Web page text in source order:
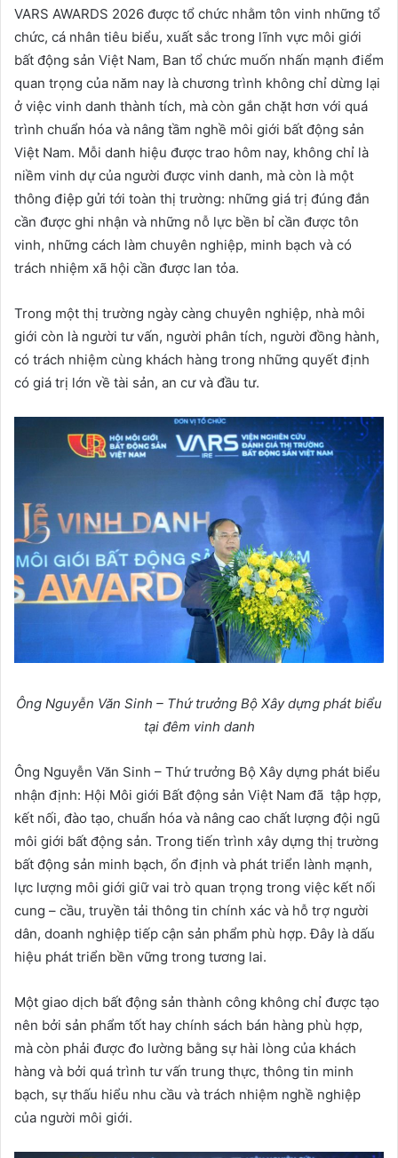
VARS AWARDS 2026 được tổ chức nhằm tôn vinh những tổ
chức, cá nhân tiêu biểu, xuất sắc trong lĩnh vực môi giới
bất động sản Việt Nam, Ban tổ chức muốn nhấn mạnh điểm
quan trọng của năm nay là chương trình không chỉ dừng lại
ở việc vinh danh thành tích, mà còn gắn chặt hơn với quá
trình chuẩn hóa và nâng tầm nghề môi giới bất động sản
Việt Nam. Mỗi danh hiệu được trao hôm nay, không chỉ là
niềm vinh dự của người được vinh danh, mà còn là một
thông điệp gửi tới toàn thị trường: những giá trị đúng đắn
cần được ghi nhận và những nỗ lực bền bỉ cần được tôn
vinh, những cách làm chuyên nghiệp, minh bạch và có
trách nhiệm xã hội cần được lan tỏa.
Trong một thị trường ngày càng chuyên nghiệp, nhà môi
giới còn là người tư vấn, người phân tích, người đồng hành,
có trách nhiệm cùng khách hàng trong những quyết định
có giá trị lớn về tài sản, an cư và đầu tư.
Ông Nguyễn Văn Sinh – Thứ trưởng Bộ Xây dựng phát biểu
tại đêm vinh danh
Ông Nguyễn Văn Sinh – Thứ trưởng Bộ Xây dựng phát biểu
nhận định: Hội Môi giới Bất động sản Việt Nam đã tập hợp,
kết nối, đào tạo, chuẩn hóa và nâng cao chất lượng đội ngũ
môi giới bất động sản. Trong tiến trình xây dựng thị trường
bất động sản minh bạch, ổn định và phát triển lành mạnh,
lực lượng môi giới giữ vai trò quan trọng trong việc kết nối
cung – cầu, truyền tải thông tin chính xác và hỗ trợ người
dân, doanh nghiệp tiếp cận sản phẩm phù hợp. Đây là dấu
hiệu phát triển bền vững trong tương lai.
Một giao dịch bất động sản thành công không chỉ được tạo
nên bởi sản phẩm tốt hay chính sách bán hàng phù hợp,
mà còn phải được đo lường bằng sự hài lòng của khách
hàng và bởi quá trình tư vấn trung thực, thông tin minh
bạch, sự thấu hiểu nhu cầu và trách nhiệm nghề nghiệp
của người môi giới.